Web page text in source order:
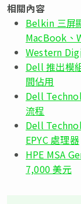
相關內容
Belkin 三屏
MacBook、
Western
Dell 推出模
間佔用
Dell
流程
Dell
EPYC 處理器
HPE MSA
7,000 美元